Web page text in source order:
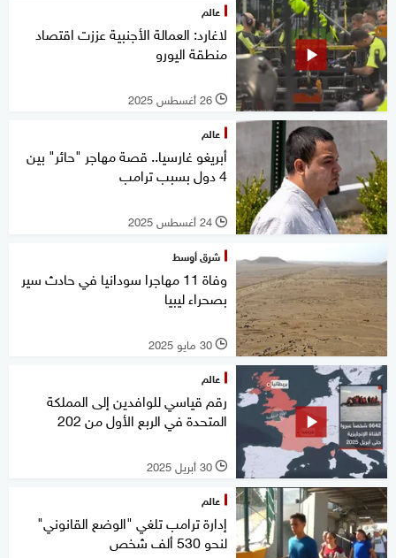
عالم
لاغارد: العمالة الأجنبية عززت اقتصاد
منطقة اليورو
l 26 أغسطس 2025
عالم
أبريغو غارسيا.. قصة مهاجر "حائر" بين
4 دول بسبب ترامب
l 24 أغسطس 2025
شرق أوسط
وفاة 11 مهاجرا سودانيا في حادث سير
بصحراء ليبيا
l 30 مايو 2025
عالم
رقم قياسي للوافدين إلى المملكة
المتحدة في الربع الأول من 202
l 30 أبريل 2025
عالم
إدارة ترامب تلغي "الوضع القانوني"
لنحو 530 ألف شخص